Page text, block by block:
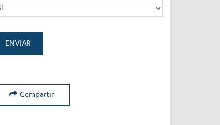
Compartir